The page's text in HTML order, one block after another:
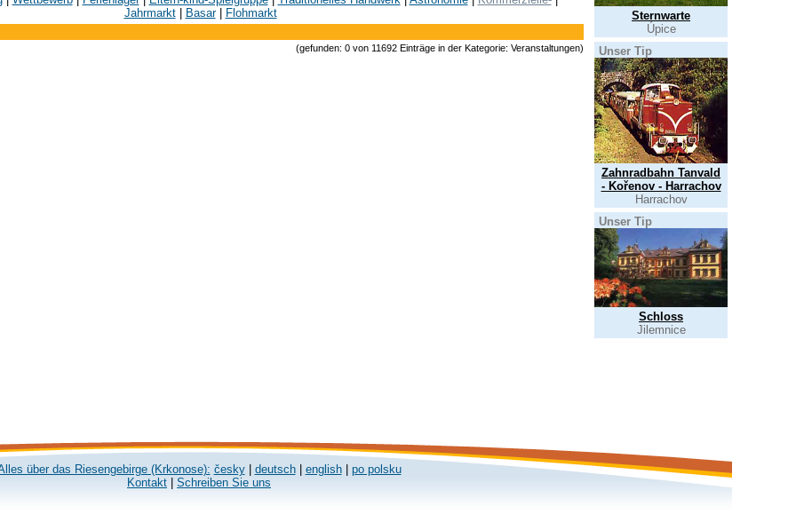
Jahrmarkt| Basar|
Flohmarkt
(gefunden: 0 von 11692 Einträge in der Kategorie: Veranstaltungen)
Sternwarte
Úpice
Unser Tip
Zahnradbahn Tanvald
- Kořenov - Harrachov
Harrachov
Unser Tip
Schloss
Jilemnice
über das Riesengebirge (Krkonose): česky| deutsch| english| po polsku
Kontakt
Schreiben Sie uns